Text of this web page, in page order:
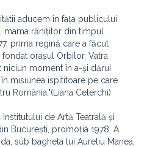
aducem în fața publicului
mama răniților din timpul
prima regină care a făcut
orașul Orbilor, Vatra
niciun moment în a-și dărui
misiunea ispititoare pe care
România."(Liana Ceterchi)
Institutului de Artă Teatrală și
București, promoția 1978. A
sub bagheta lui Aureliu Manea,